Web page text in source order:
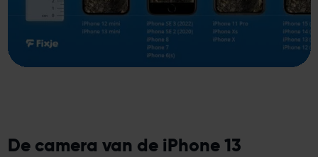
De camera van de iPhone 13